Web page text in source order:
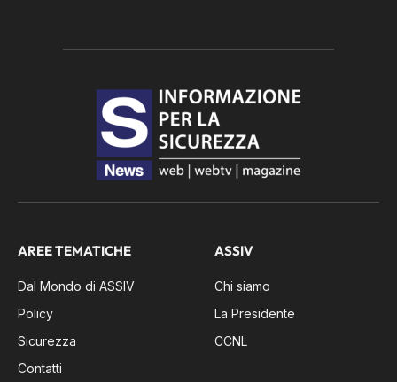
AREE TEMATICHE
Dal Mondo di ASSIV
Policy
Sicurezza
Contatti
ASSIV
Chi siamo
La Presidente
CCNL